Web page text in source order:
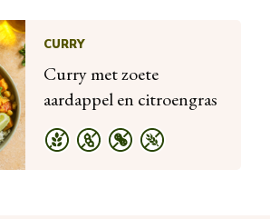
CURRY
Curry met zoete
aardappel en citroengras